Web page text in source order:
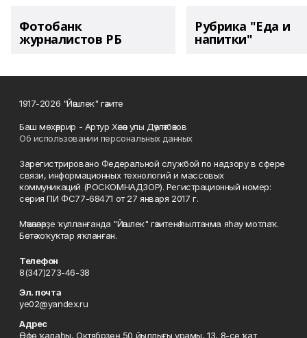
Фотобанк
журналистов РБ
Рубрика "Еда и
напитки"
1917-2026 "Йәшлек" гәзите
Баш мөхәррир - Артур Хәсән улы Дәүләтбәков
Об использовании персональных данных
Зарегистрировано Федеральной службой по надзору в сфере
связи, информационных технологий и массовых
коммуникаций (РОСКОМНАДЗОР). Регистрационный номер:
серия ПИ ФС77-68471 от 27 января 2017 г.
Мәҡәләләрҙе ҡулланғанда "Йәшлек" гәзитенә һылтанма яһау мотлаҡ.
Бөтә хоҡуҡтар яҡланған.
Телефон
8(347)273-46-38
Эл. почта
ye02@yandex.ru
Адрес
Өфө ҡалаһы, Октябрҙең 50 йыллығы урамы, 13, 8-се ҡат